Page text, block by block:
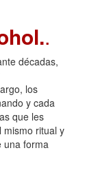
.
décadas,
los
y cada
que les
mismo ritual y
una forma